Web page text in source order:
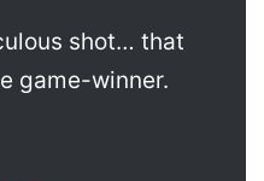
shot… that
game-winner.